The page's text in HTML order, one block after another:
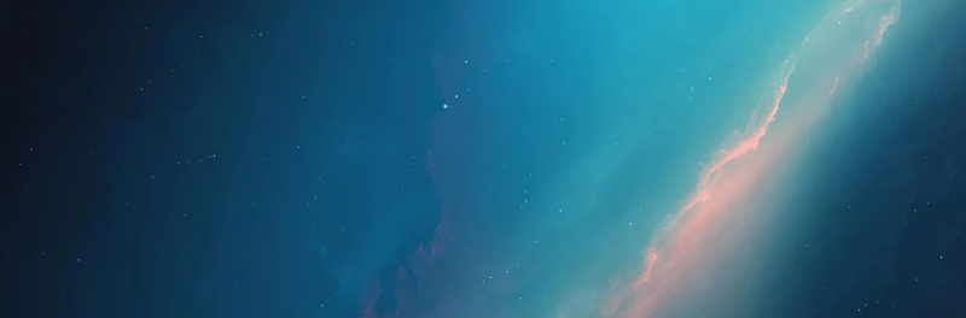
Startseite Für Fachleute Für Patienten Nachrichten